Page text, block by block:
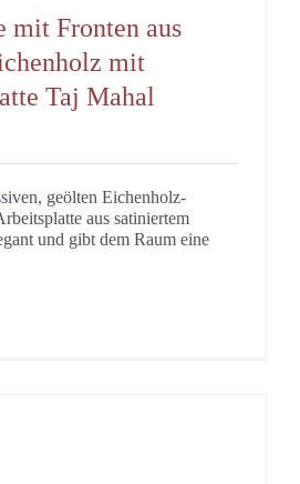
mit Fronten aus
mit
Taj Mahal
geölten Eichenholz-
aus satiniertem
und gibt dem Raum eine